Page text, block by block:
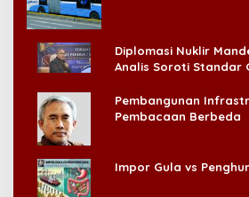
Diplomasi Nuklir
Analis Soroti Standar
Pembangunan
Pembacaan Berbeda
Impor Gula vs